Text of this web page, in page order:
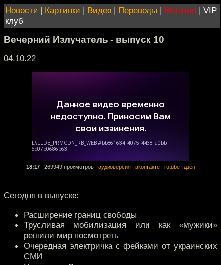
Новости | Картинки | Видео | Переводы | Магазин | VIP
клуб
Вечерний Излучатель - выпуск 10
04.10.22
18:17 269949 просмотров аудиоверсия вконтакте rutube дзен
Сегодня в выпуске:
Расширение границ свободы
Трусливая мобилизация или как «мужики»
решили мир посмотреть
Очередная электричка с фейками от украинских
СМИ